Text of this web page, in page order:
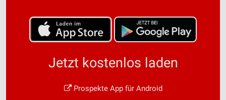
Jetzt kostenlos laden
Prospekte App für Android